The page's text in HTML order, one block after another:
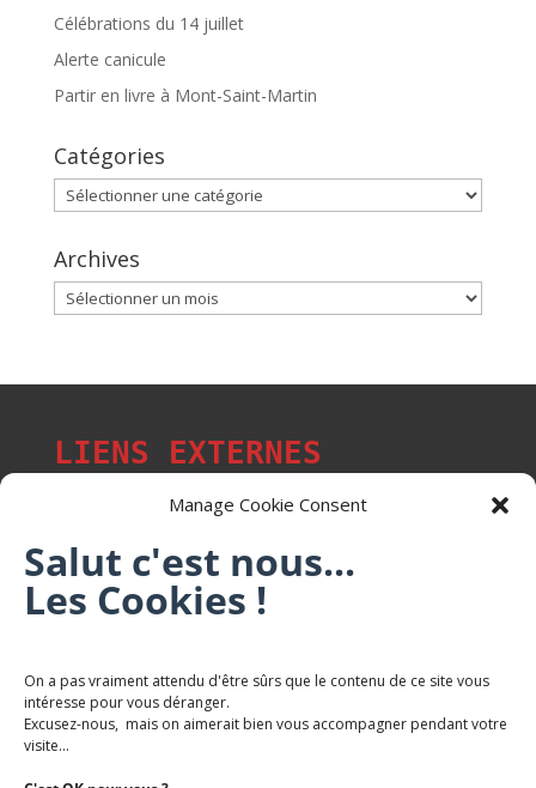
Manage Cookie Consent
Salut c'est nous...
Les Cookies !
On a pas vraiment attendu d'être sûrs que le contenu de ce site vous
intéresse pour vous déranger.
Excusez-nous, mais on aimerait bien vous accompagner pendant votre
visite...
Célébrations du 14 juillet
Alerte canicule
Partir en livre à Mont-Saint-Martin
Catégories
Catégories
Archives
Archives
LIENS EXTERNES
Les p'tits citoyens de Mont-Saint-Martin
Trail Saintmartinois Daniel FEITE
Karaté Mont Saint Martin